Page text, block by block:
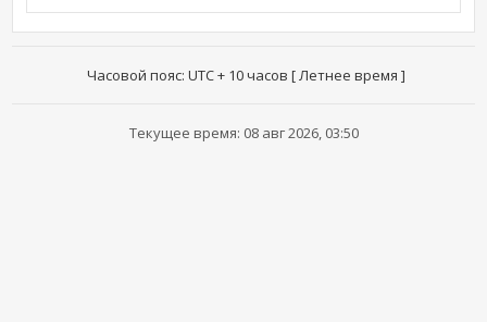
Часовой пояс: UTC + 10 часов [ Летнее время ]
Текущее время: 08 авг 2026, 03:50